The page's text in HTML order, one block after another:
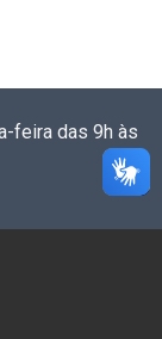
feira das 9h às